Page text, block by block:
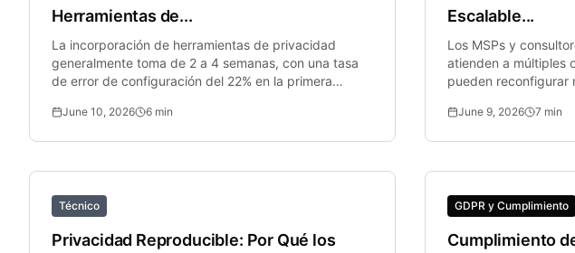
Herramientas de...
La incorporación de herramientas de privacidad
generalmente toma de 2 a 4 semanas, con una tasa
de error de configuración del 22% en la primera
June 10, 2026 6 min
Escalable...
Los MSPs y
atienden a múltiples
pueden reconfigurar
June 9, 2026 7 min
Técnico
Privacidad Reproducible: Por Qué los
GDPR y Cumplimiento
Cumplimiento